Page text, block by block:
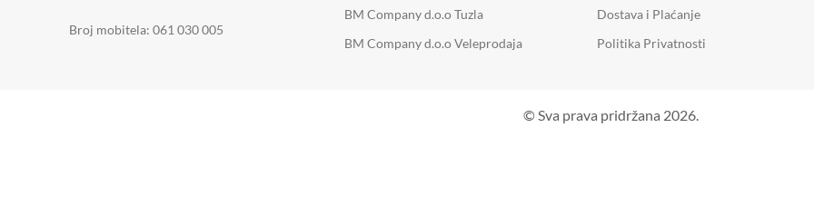
Broj mobitela: 061 030 005
BM Company d.o.o Tuzla
BM Company d.o.o Veleprodaja
Dostava i Plaćanje
Politika Privatnosti
© Sva prava pridržana 2026.